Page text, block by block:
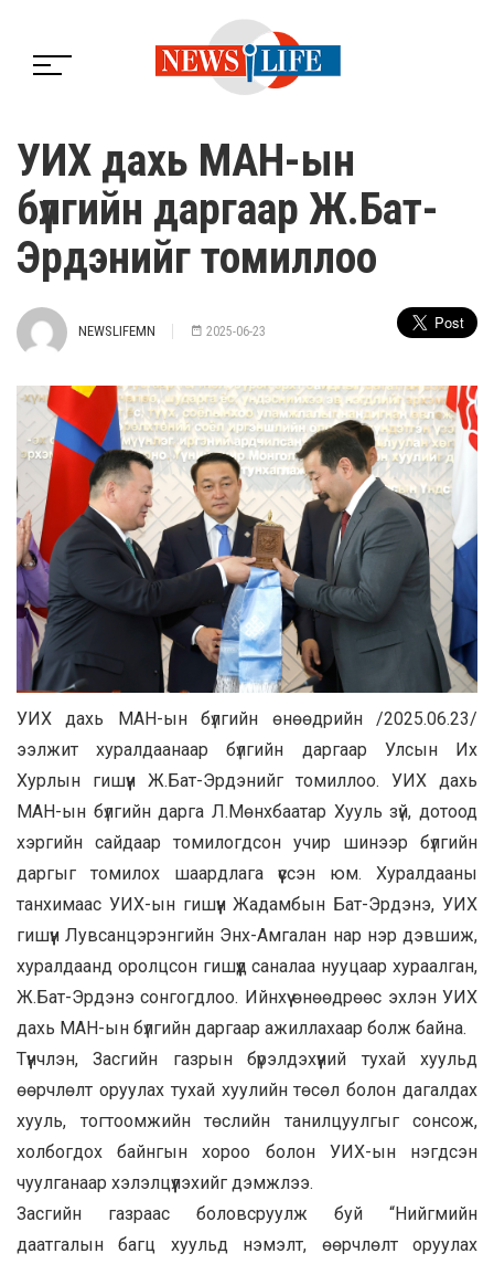
УИХ дахь МАН-ын
бүлгийн даргаар Ж.Бат-
Эрдэнийг томиллоо
NEWSLIFEMN 2025-06-23
УИХ дахь МАН-ын бүлгийн өнөөдрийн /2025.06.23/
ээлжит хуралдаанаар бүлгийн даргаар Улсын Их
Хурлын гишүүн Ж.Бат-Эрдэнийг томиллоо. УИХ дахь
МАН-ын бүлгийн дарга Л.Мөнхбаатар Хууль зүй, дотоод
хэргийн сайдаар томилогдсон учир шинээр бүлгийн
даргыг томилох шаардлага үүссэн юм. Хуралдааны
танхимаас УИХ-ын гишүүн Жадамбын Бат-Эрдэнэ, УИХ
гишүүн Лувсанцэрэнгийн Энх-Амгалан нар нэр дэвшиж,
хуралдаанд оролцсон гишүүд саналаа нууцаар хураалган,
Ж.Бат-Эрдэнэ сонгогдлоо. Ийнхүү өнөөдрөөс эхлэн УИХ
дахь МАН-ын бүлгийн даргаар ажиллахаар болж байна.
Түүнчлэн, Засгийн газрын бүрэлдэхүүний тухай хуульд
өөрчлөлт оруулах тухай хуулийн төсөл болон дагалдах
хууль, тогтоомжийн төслийн танилцуулгыг сонсож,
холбогдох байнгын хороо болон УИХ-ын нэгдсэн
чуулганаар хэлэлцүүлэхийг дэмжлээ.
Засгийн газраас боловсруулж буй “Нийгмийн
даатгалын багц хуульд нэмэлт, өөрчлөлт оруулах